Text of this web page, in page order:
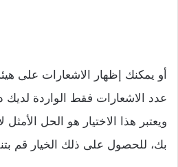
أو يمكنك إظهار الاشعارات على
عدد الاشعارات فقط الواردة
ويعتبر هذا الاختيار هو الحل
بك، للحصول على ذلك الخيار قم